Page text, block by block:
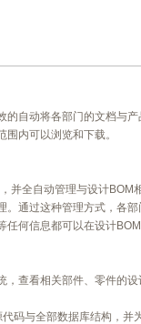
自动将各部门的文档与
内可以浏览和下载。
并全自动管理与设计BOM
通过这种管理方式，各
何信息都可以在设计
查看相关部件、零件的
码与全部数据库结构，